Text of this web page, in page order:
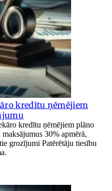
kredītu ņēmējiem
kredītu ņēmējiem plāno
30% apmērā,
grozījumi Patērētāju tiesību